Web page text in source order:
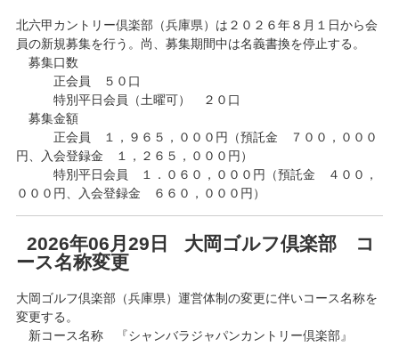
北六甲カントリー倶楽部（兵庫県）は２０２６年８月１日から会
員の新規募集を行う。尚、募集期間中は名義書換を停止する。
募集口数
正会員 ５０口
特別平日会員（土曜可） ２０口
募集金額
正会員 １，９６５，０００円（預託金 ７００，０００
円、入会登録金 １，２６５，０００円）
特別平日会員 １．０６０，０００円（預託金 ４００，
０００円、入会登録金 ６６０，０００円）
2026年06月29日 大岡ゴルフ倶楽部 コ
ース名称変更
大岡ゴルフ倶楽部（兵庫県）運営体制の変更に伴いコース名称を
変更する。
新コース名称 『シャンバラジャパンカントリー倶楽部』